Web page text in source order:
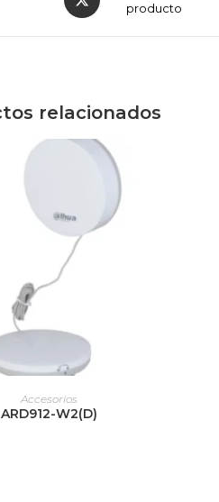
in
producto
relacionados
LEER MÁS
Accesorios
ARD912-W2(D)